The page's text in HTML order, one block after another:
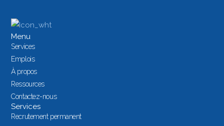
Menu
Services
Emplois
À propos
Ressources
Contactez-nous
Services
Recrutement permanent